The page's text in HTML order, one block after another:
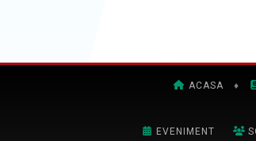
ACASA ♦
EVENIMENT